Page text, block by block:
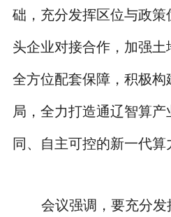
础，充分发挥区位与政
头企业对接合作，加强
全方位配套保障，积极构
局，全力打造通辽智算
同、自主可控的新一代算
会议强调，要充分